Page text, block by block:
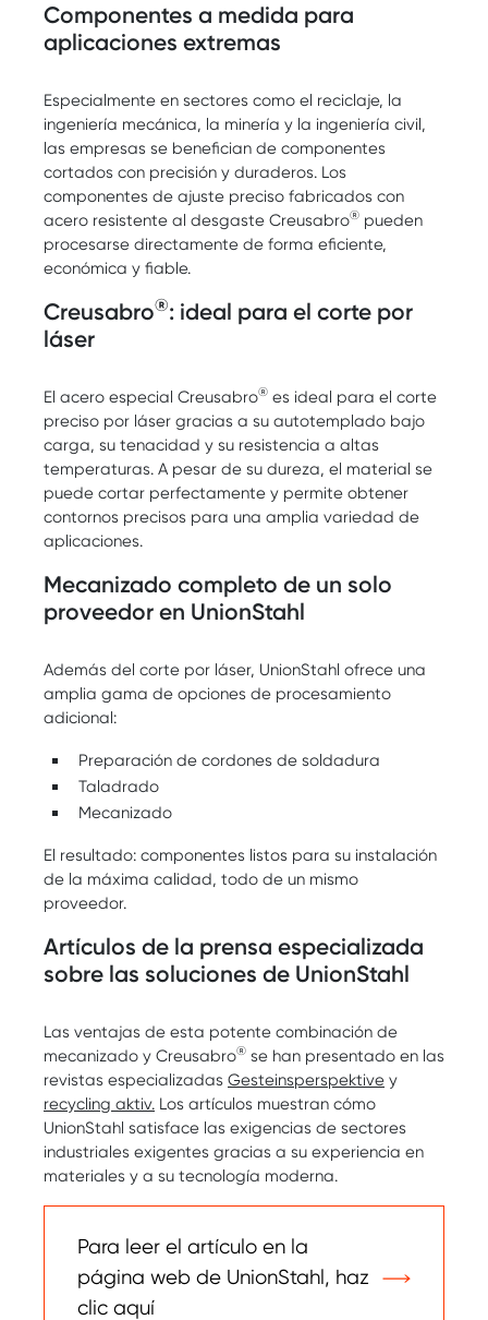
Componentes a medida para
aplicaciones extremas
Especialmente en sectores como el reciclaje, la
ingeniería mecánica, la minería y la ingeniería civil,
las empresas se benefician de componentes
cortados con precisión y duraderos. Los
componentes de ajuste preciso fabricados con
acero resistente al desgaste Creusabro® pueden
procesarse directamente de forma eficiente,
económica y fiable.
Creusabro®: ideal para el corte por
láser
El acero especial Creusabro® es ideal para el corte
preciso por láser gracias a su autotemplado bajo
carga, su tenacidad y su resistencia a altas
temperaturas. A pesar de su dureza, el material se
puede cortar perfectamente y permite obtener
contornos precisos para una amplia variedad de
aplicaciones.
Mecanizado completo de un solo
proveedor en UnionStahl
Además del corte por láser, UnionStahl ofrece una
amplia gama de opciones de procesamiento
adicional:
Preparación de cordones de soldadura
Taladrado
Mecanizado
El resultado: componentes listos para su instalación
de la máxima calidad, todo de un mismo
proveedor.
Artículos de la prensa especializada
sobre las soluciones de UnionStahl
Las ventajas de esta potente combinación de
mecanizado y Creusabro® se han presentado en las
revistas especializadas Gesteinsperspektive y
recycling aktiv. Los artículos muestran cómo
UnionStahl satisface las exigencias de sectores
industriales exigentes gracias a su experiencia en
materiales y a su tecnología moderna.
Para leer el artículo en la
página web de UnionStahl, haz
clic aquí